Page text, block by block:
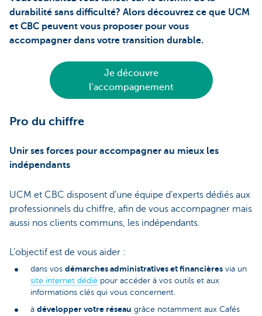
durabilité sans difficulté? Alors découvrez ce que UCM
et CBC peuvent vous proposer pour vous
accompagner dans votre transition durable.
Je découvre
l’accompagnement
Pro du chiffre
Unir ses forces pour accompagner au mieux les
indépendants
UCM et CBC disposent d’une équipe d’experts dédiés aux
professionnels du chiffre, afin de vous accompagner mais
aussi nos clients communs, les indépendants.
L’objectif est de vous aider :
dans vos démarches administratives et financières via un
site internet dédié pour accéder à vos outils et aux
informations clés qui vous concernent.
à développer votre réseau grâce notamment aux Cafés